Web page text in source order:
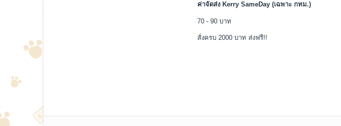
ค่าจัดส่ง Kerry SameDay (เฉพาะ กทม.)
70 - 90 บาท
สั่งครบ 2000 บาท ส่งฟรี!!